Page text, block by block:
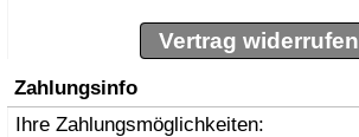
BOLLES+WILSON
»Bonetto, Rodolfo
»Bonucelli, Dante
»Borer, Carlo
Vertrag widerrufen
Zahlungsinfo
Ihre Zahlungsmöglichkeiten: